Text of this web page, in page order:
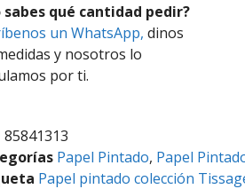
sabes qué cantidad pedir?
un WhatsApp, dinos
y nosotros lo
por ti.
85841313
Papel Pintado, Papel
Papel pintado colección